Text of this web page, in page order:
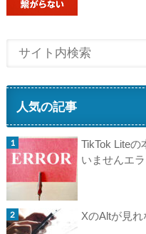
人気の記事
TikTok Lite
いませんエ
XのAltが見